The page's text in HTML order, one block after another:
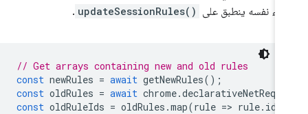
نفسه ينطبق على updateSessionRules()
.
// Get arrays containing new and old rules
const newRules = await getNewRules
const oldRules = await chrome.
const oldRuleIds = oldRules.map(rule => rule